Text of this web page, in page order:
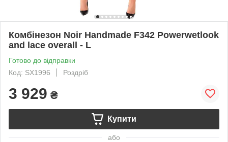
Комбінезон Noir Handmade F342 Powerwetlook
and lace overall - L
Готово до відправки
Код: SX1996
Роздріб
3 929 ₴
Купити
або